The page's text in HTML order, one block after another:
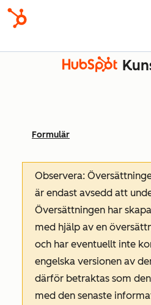
Formulär
Observera:
är endast avsedd att
Översättningen har
med hjälp av en
och har eventuellt inte
engelska versionen av
därför betraktas som
med den senaste